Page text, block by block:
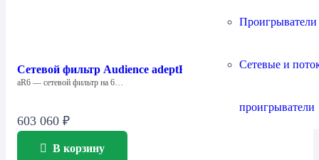
Сетевые и
проигрыватели
Сетевой фильтр Audience adeptResponse aR6
aR6 — сетевой фильтр на 6…
603 060 ₽
В корзину